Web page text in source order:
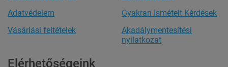
Adatvédelem
Vásárlási feltételek
Gyakran Ismételt Kérdések
Akadálymentesítési
nyilatkozat
Elérhetőségeink